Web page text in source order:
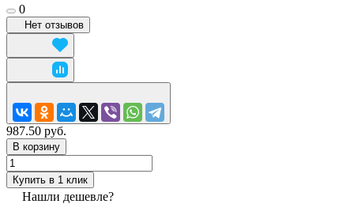
0
Нет отзывов
987.50 руб.
В корзину
Купить в 1 клик
Нашли дешевле?